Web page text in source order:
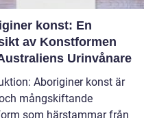
konst: En
av Konstformen
Urinvånare
Aboriginer konst är
mångskiftande
som härstammar från